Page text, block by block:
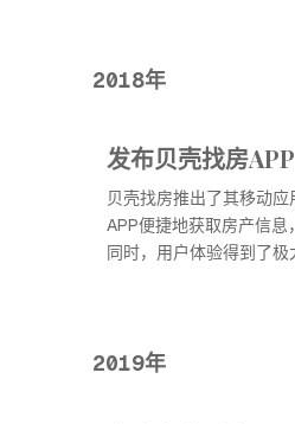
2018年
发布贝壳找房APP
贝壳找房推出了其移动
APP便捷地获取房产信息
同时，用户体验得到了极
2019年